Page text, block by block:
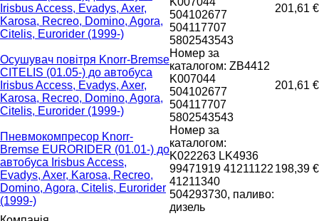
Irisbus Access, Evadys, Axer,
Karosa, Recreo, Domino, Agora,
Citelis, Eurorider (1999-)
504102677
504117707
5802543543
201,61 €
Осушувач повітря Knorr-Bremse
CITELIS (01.05-) до автобуса
Irisbus Access, Evadys, Axer,
Karosa, Recreo, Domino, Agora,
Citelis, Eurorider (1999-)
Номер за
каталогом: ZB4412
K007044
504102677
504117707
5802543543
201,61 €
Пневмокомпресор Knorr-
Bremse EURORIDER (01.01-) до
автобуса Irisbus Access,
Evadys, Axer, Karosa, Recreo,
Domino, Agora, Citelis, Eurorider
(1999-)
Номер за
каталогом:
K022263 LK4936
99471919 41211122
41211340
504293730, паливо:
дизель
198,39 €